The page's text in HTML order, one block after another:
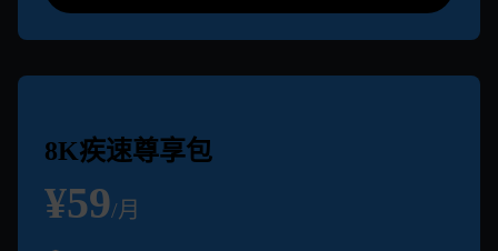
8K疾速尊享包
¥59/月